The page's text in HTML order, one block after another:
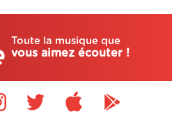
Toute la musique que
vous aimez écouter !